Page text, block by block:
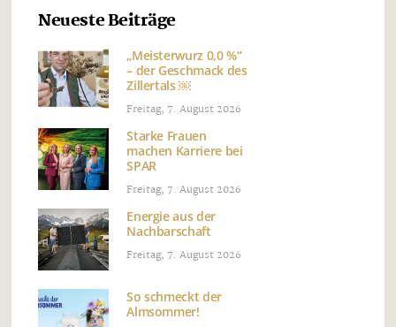
Neueste Beiträge
„Meisterwurz 0,0 %“
– der Geschmack des
Zillertals ￼
Freitag, 7. August 2026
Starke Frauen
machen Karriere bei
SPAR
Freitag, 7. August 2026
Energie aus der
Nachbarschaft
Freitag, 7. August 2026
So schmeckt der
Almsommer!